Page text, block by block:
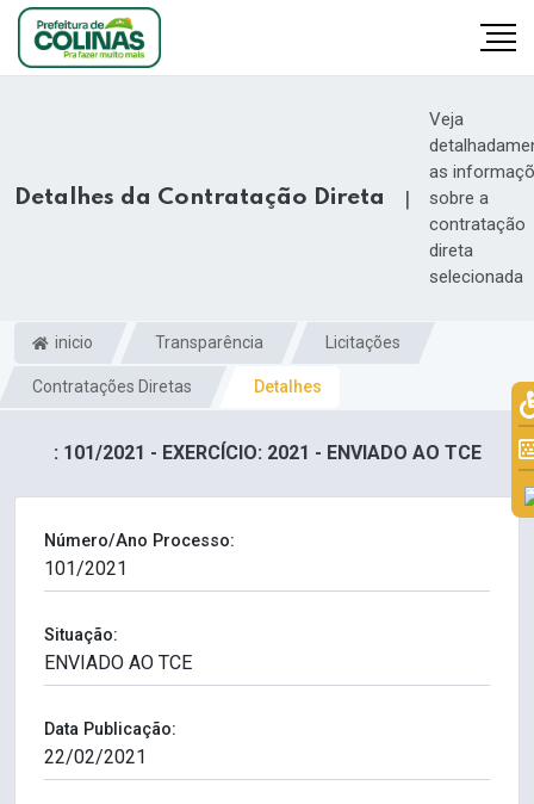
Detalhes da Contratação Direta |
Veja
as
sobre a
contratação
direta
selecionada
inicio Transparência Licitações
Contratações Diretas Detalhes
: 101/2021 - EXERCÍCIO: 2021 - ENVIADO AO TCE
Número/Ano Processo:
Situação:
Data Publicação: